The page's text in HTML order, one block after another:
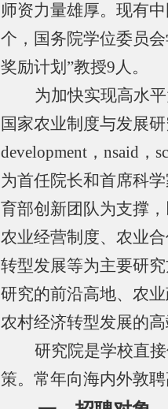
师资力量雄厚。现有
个，国务院学位委员
奖励计划 ”教授9人。
为加快实现高水
国家农业制度与发展
development ， nsaid ，
为首任院长和首席科
育部创新团队为支撑
农业经营制度、农业
转型发展等为主要研
研究的前沿高地、农
农村经济转型发展的
研究院是学校直
策。常年向海内外敦